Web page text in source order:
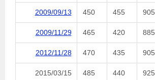
2009/09/13 450 455 905
2009/11/29 465 420 885
2012/11/28 470 435 905
2015/03/15 485 440 925